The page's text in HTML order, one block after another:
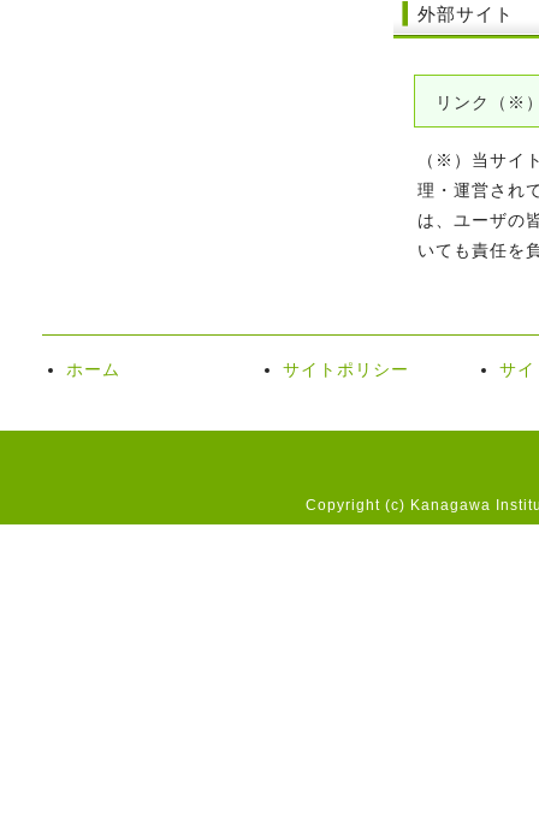
外部サイト
リンク（※
（※）当サイ
理・運営され
は、ユーザの
いても責任を
ホーム サイトポリシー サイ
Copyright (c) Kanagawa